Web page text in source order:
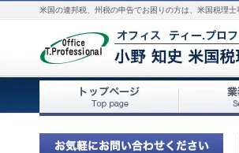
米国の連邦税、州税の申告でお困りの方は、米国税理